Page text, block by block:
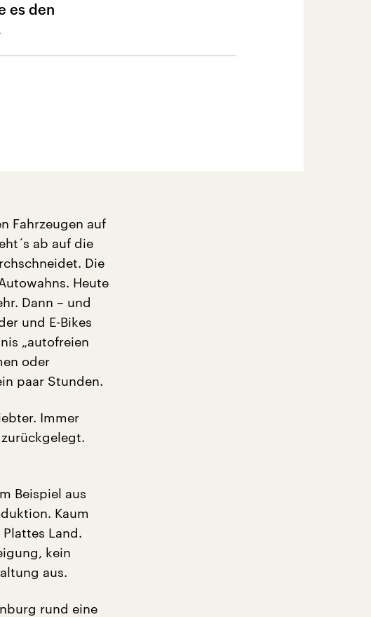
es den
Fahrzeugen auf
ab auf die
Die
Heute
Dann – und
und E-Bikes
„autofreien
oder
paar Stunden.
Immer
Beispiel aus
Kaum
Land.
kein
aus.
rund eine